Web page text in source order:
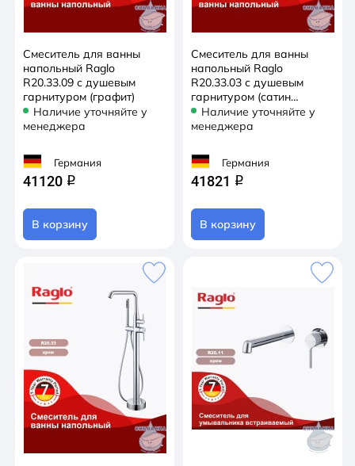
Смеситель для ванны
напольный Raglo
R20.33.09 с душевым
гарнитуром (графит)
Наличие уточняйте у
менеджера
Германия
41120 q
В корзину
Смеситель для ванны
напольный Raglo
R20.33.03 с душевым
гарнитуром (сатин
золотой)
Наличие уточняйте у
менеджера
Германия
41821 q
В корзину